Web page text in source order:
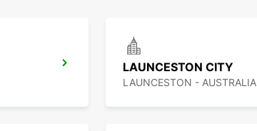
LAUNCESTON CITY
LAUNCESTON - AUSTRALIA